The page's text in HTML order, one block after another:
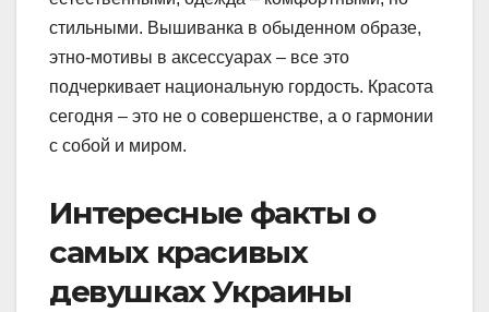
стильными. Вышиванка в обыденном образе,
этно-мотивы в аксессуарах – все это
подчеркивает национальную гордость. Красота
сегодня – это не о совершенстве, а о гармонии
с собой и миром.
Интересные факты о
самых красивых
девушках Украины